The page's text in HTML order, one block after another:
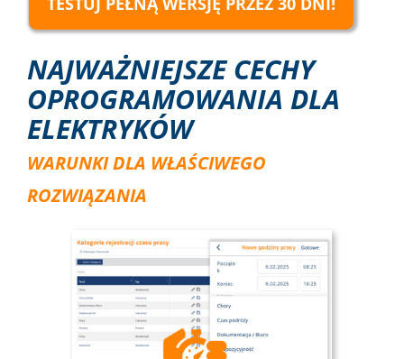
NAJWAŻNIEJSZE CECHY
OPROGRAMOWANIA DLA
ELEKTRYKÓW
WARUNKI DLA WŁAŚCIWEGO
ROZWIĄZANIA